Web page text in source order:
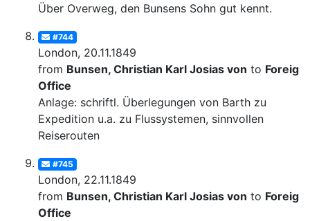
Über Overweg, den Bunsens Sohn gut kennt.
#744
London, 20.11.1849
from Bunsen, Christian Karl Josias von to Foreign
Office
Anlage: schriftl. Überlegungen von Barth zu
Expedition u.a. zu Flussystemen, sinnvollen
Reiserouten
#745
London, 22.11.1849
from Bunsen, Christian Karl Josias von to Foreign
Office